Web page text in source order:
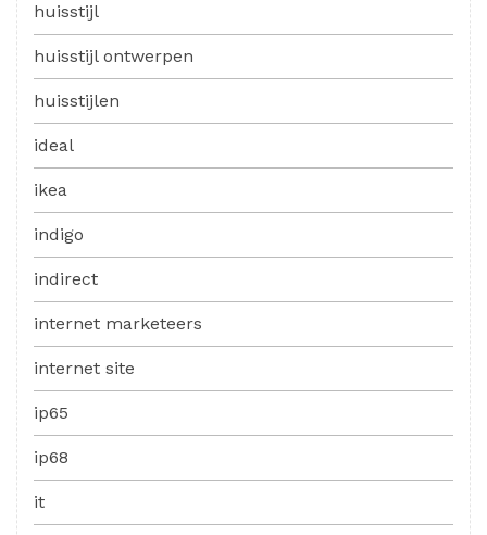
huisstijl
huisstijl ontwerpen
huisstijlen
ideal
ikea
indigo
indirect
internet marketeers
internet site
ip65
ip68
it